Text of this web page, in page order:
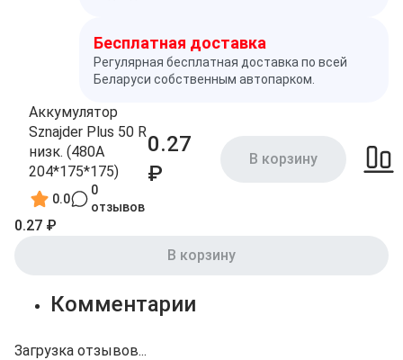
Бесплатная доставка
Регулярная бесплатная доставка по всей
Беларуси собственным автопарком.
Аккумулятор
Sznajder Plus 50 R
низк. (480А
204*175*175)
0.0
0
отзывов
0.27
₽
В корзину
0.27 ₽
В корзину
Комментарии
Загрузка отзывов...